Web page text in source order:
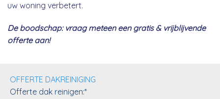
uw woning verbetert.
De boodschap: vraag meteen een gratis & vrijblijvende
offerte aan!
OFFERTE DAKREINIGING
Offerte dak reinigen:*